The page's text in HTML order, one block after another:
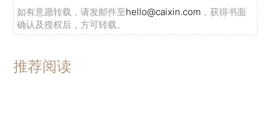
如有意愿转载，请发邮件至hello@caixin.com ，获得书面
确认及授权后，方可转载。
推荐阅读